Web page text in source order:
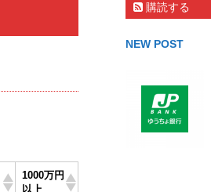
1000万円
以上
購読する
NEW POST